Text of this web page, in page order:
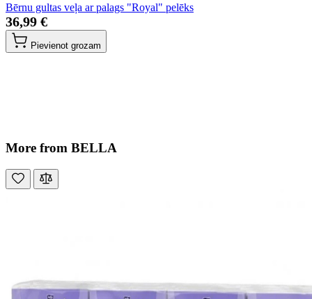
Bērnu gultas veļa ar palags "Royal" pelēks
36,99 €
Pievienot grozam
More from BELLA